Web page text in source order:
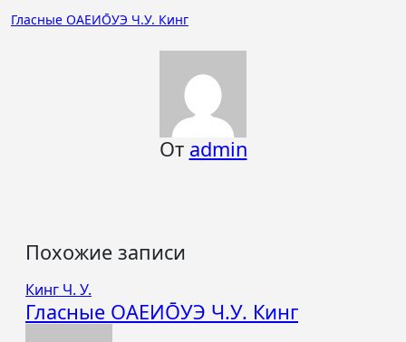
Навигация
Гласные ОАЕИО̄УЭ Ч.У. Кинг
От admin
Похожие записи
Кинг Ч. У.
Гласные ОАЕИО̄УЭ Ч.У. Кинг